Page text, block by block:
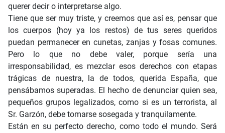
querer decir o interpretarse algo.
Tiene que ser muy triste, y creemos que así es, pensar que
los cuerpos (hoy ya los restos) de tus seres queridos
puedan permanecer en cunetas, zanjas y fosas comunes.
Pero lo que no debe valer, porque sería una
irresponsabilidad, es mezclar esos derechos con etapas
trágicas de nuestra, la de todos, querida España, que
pensábamos superadas. El hecho de denunciar quien sea,
pequeños grupos legalizados, como si es un terrorista, al
Sr. Garzón, debe tomarse sosegada y tranquilamente.
Están en su perfecto derecho, como todo el mundo. Será